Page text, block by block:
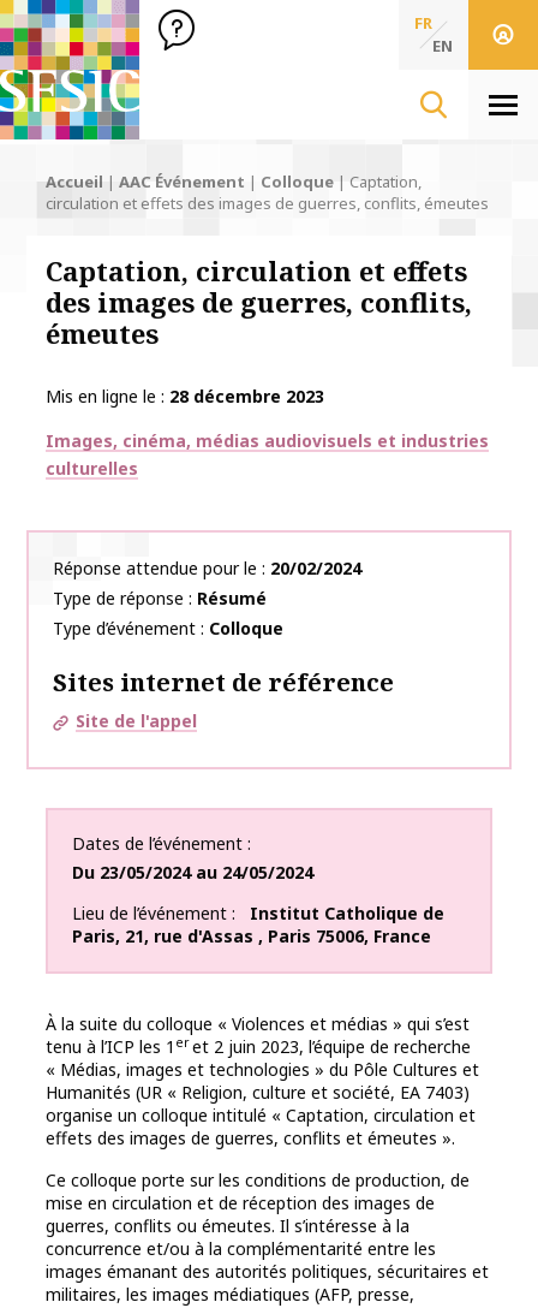
SFSIC Société Française des Sciences de l'Information & de
Société Française des Sciences
de l'Information
FR
EN
Accueil | AAC Événement | Colloque | Captation,
circulation et effets des images de guerres, conflits, émeutes
Captation, circulation et effets
des images de guerres, conflits,
émeutes
Mis en ligne le
28 décembre 2023
Thématiques
Images, cinéma, médias audiovisuels et industries
culturelles
Réponse attendue pour le
20/02/2024
Type de réponse
Résumé
Type d’événement
Colloque
Sites internet de référence
Site de l'appel
Dates de l’événement
Du 23/05/2024au 24/05/2024
Lieu de l’événement
Institut Catholique de
Paris, 21, rue d'Assas , Paris 75006, France
À la suite du colloque « Violences et médias » qui s’est
tenu à l’ICP les 1 eret 2 juin 2023, l’équipe de recherche
« Médias, images et technologies » du Pôle Cultures et
Humanités (UR « Religion, culture et société, EA 7403)
organise un colloque intitulé « Captation, circulation et
effets des images de guerres, conflits et émeutes ».
Ce colloque porte sur les conditions de production, de
mise en circulation et de réception des images de
guerres, conflits ou émeutes. Il s’intéresse à la
concurrence et/ou à la complémentarité entre les
images émanant des autorités politiques, sécuritaires et
militaires, les images médiatiques (AFP, presse,